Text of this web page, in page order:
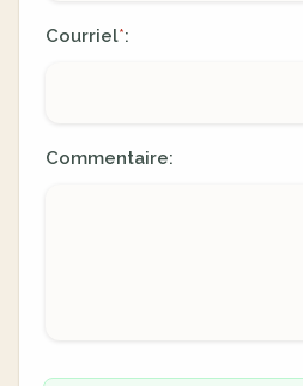
Courriel*:
Commentaire: